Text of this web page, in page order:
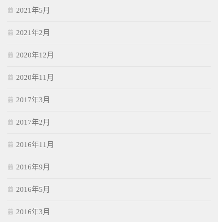
2021年5月
2021年2月
2020年12月
2020年11月
2017年3月
2017年2月
2016年11月
2016年9月
2016年5月
2016年3月